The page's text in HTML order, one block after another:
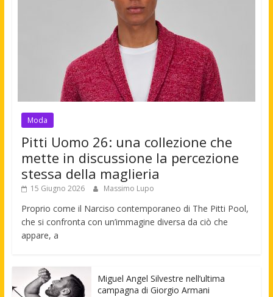
Moda
Pitti Uomo 26: una collezione che
mette in discussione la percezione
stessa della maglieria
15 Giugno 2026 Massimo Lupo
Proprio come il Narciso contemporaneo di The Pitti Pool,
che si confronta con un’immagine diversa da ciò che
appare, a
Miguel Angel Silvestre nell’ultima
campagna di Giorgio Armani